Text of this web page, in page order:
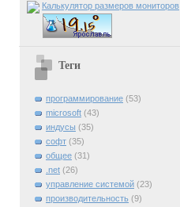
Калькулятор размеров мониторов
Теги
программирование (53)
microsoft (43)
индусы (35)
софт (35)
общее (31)
.net (26)
управление системой (23)
производительность (9)